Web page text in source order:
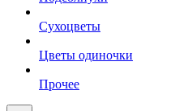
Сухоцветы
Цветы одиночки
Прочее